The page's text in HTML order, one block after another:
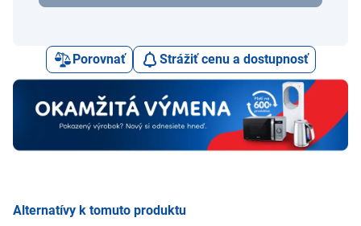
Porovnať Strážiť cenu a dostupnosť
Alternatívy k tomuto produktu